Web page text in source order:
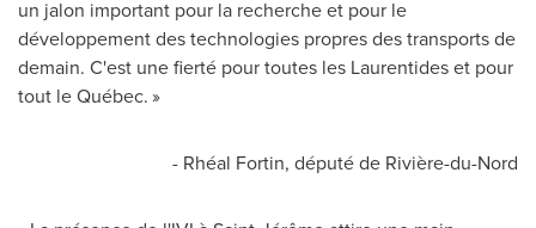
un jalon important pour la recherche et pour le
développement des technologies propres des transports de
demain. C'est une fierté pour toutes les Laurentides et pour
tout le Québec. »
- Rhéal Fortin, député de Rivière-du-Nord